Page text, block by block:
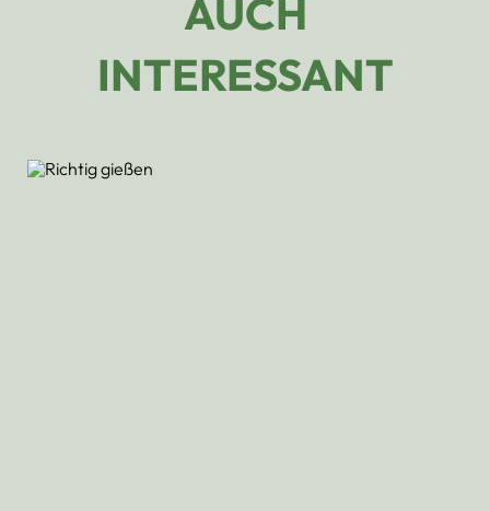
AUCH
INTERESSANT